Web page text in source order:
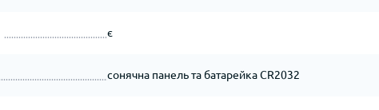
є
сонячна панель та батарейка СR2032